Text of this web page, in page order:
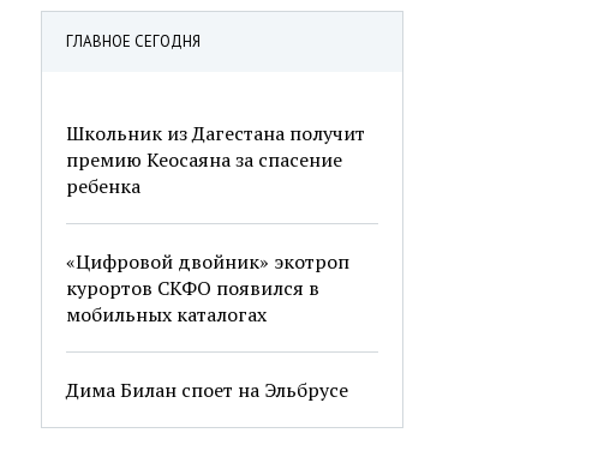
ГЛАВНОЕ СЕГОДНЯ
Школьник из Дагестана получит
премию Кеосаяна за спасение
ребенка
«Цифровой двойник» экотроп
курортов СКФО появился в
мобильных каталогах
Дима Билан споет на Эльбрусе